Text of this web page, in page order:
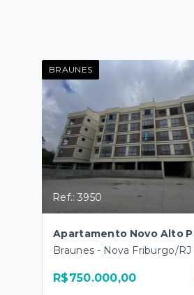
BRAUNES
Ref.: 3950
Braunes - Nova Friburgo/RJ
R$750.000,00